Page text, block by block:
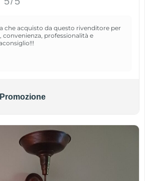
che acquisto da questo rivenditore per
professionalità e